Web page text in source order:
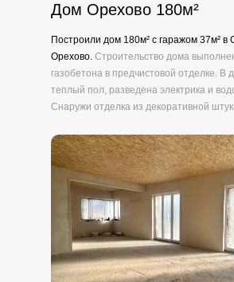
Дом Орехово 180м²
Построили дом 180м² с гаражом 37м² в
Орехово. Строительство дома
газобетона в предчистовой отделке. В
теплый пол, разведена электрика и
Снаружи отделка из декоративной